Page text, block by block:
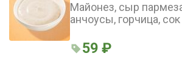
Майонез, сыр
анчоусы, горчица,
59 ₽